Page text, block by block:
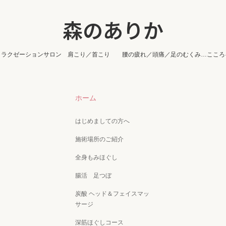
森のありか
クゼーションサロン 肩こり／首こり 腰の疲れ／頭痛／足のむくみ…こころ
ホーム
はじめましての方へ
施術場所のご紹介
全身もみほぐし
腸活 足つぼ
炭酸 ヘッド＆フェイスマッ
サージ
深筋ほぐしコース